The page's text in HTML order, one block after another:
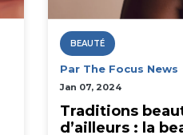
BEAUTÉ
Par The Focus News
Jan 07, 2024
Traditions
d’ailleurs : la